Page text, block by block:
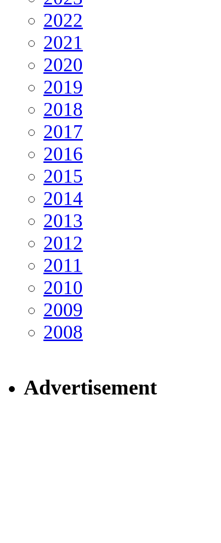
2022
2021
2020
2019
2018
2017
2016
2015
2014
2013
2012
2011
2010
2009
2008
Advertisement